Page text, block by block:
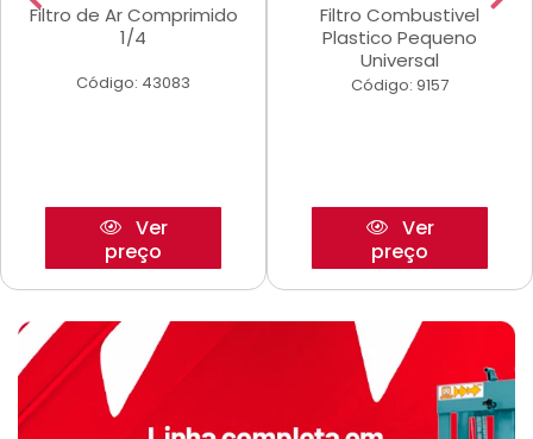
Filtro de Ar Comprimido
1/4
Código: 43083
Ver
preço
Filtro Combustivel
Plastico Pequeno
Universal
Código: 9157
Ver
preço